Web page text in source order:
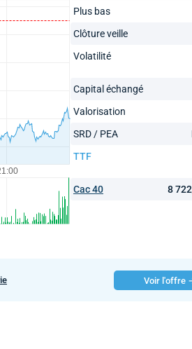
Plus bas
Clôture veille
Volatilité
Capital échangé
Valorisation
SRD / PEA
TTF
Cac 40 8
Voir l'offre